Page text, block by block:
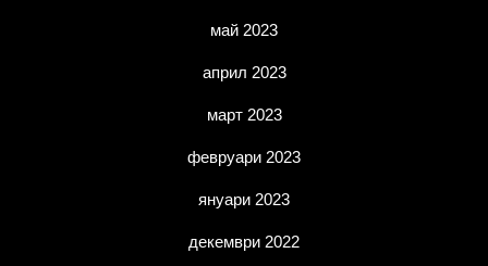
май 2023
април 2023
март 2023
февруари 2023
януари 2023
декември 2022